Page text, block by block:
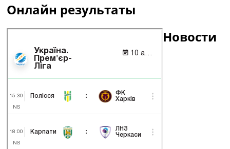
Онлайн результаты
Новости